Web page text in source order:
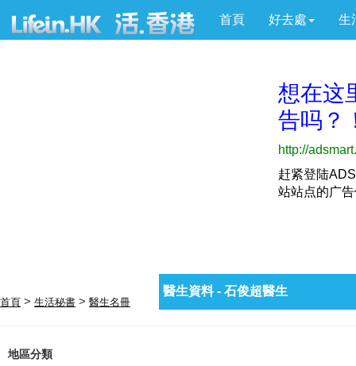
首頁 好去處 生
首頁 > 生活秘書 > 醫生名冊
地區分類
醫生資料 - 石俊超醫生